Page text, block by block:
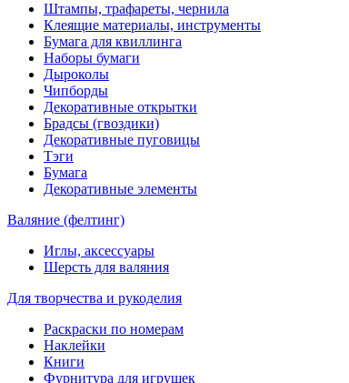
Штампы, трафареты, чернила
Клеящие материалы, инструменты
Бумага для квиллинга
Наборы бумаги
Дыроколы
Чипборды
Декоративные открытки
Брадсы (гвоздики)
Декоративные пуговицы
Тэги
Бумага
Декоративные элементы
Валяние (фелтинг)
Иглы, аксессуары
Шерсть для валяния
Для творчества и рукоделия
Раскраски по номерам
Наклейки
Книги
Фурнитура для игрушек